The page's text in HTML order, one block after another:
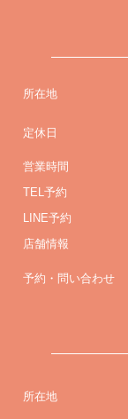
所在地
定休日
営業時間
TEL予約
LINE予約
店舗情報
予約・問い合わせ
所在地